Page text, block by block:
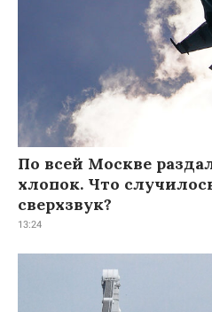
По всей Москве
хлопок. Что
сверхзвук?
13:24